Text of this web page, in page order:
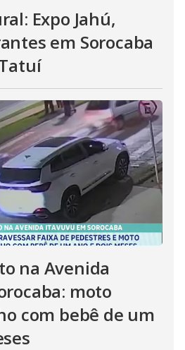
Expo Jahú,
em Sorocaba
na Avenida
moto
com bebê de um